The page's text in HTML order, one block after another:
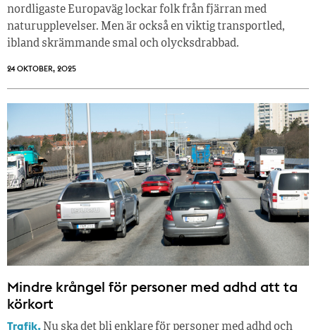
nordligaste Europaväg lockar folk från fjärran med
naturupplevelser. Men är också en viktig transportled,
ibland skrämmande smal och olycksdrabbad.
24 OKTOBER, 2025
Mindre krångel för personer med adhd att ta
körkort
Trafik. Nu ska det bli enklare för personer med adhd och